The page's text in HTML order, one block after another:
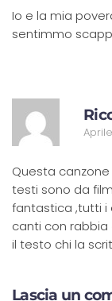
Io e la mia
sentimmo
Questa
testi sono da
fantastica ,tutti i
canti con rabbia
il testo chi la
Lascia un